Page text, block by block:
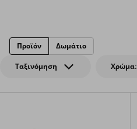
Ταξινόμηση Χρώμα:
Προϊόν Δωμάτιο